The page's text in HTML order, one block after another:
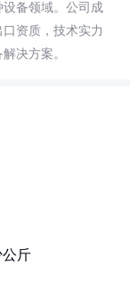
备领域。公司成
资质，技术实力
决方案。
斤